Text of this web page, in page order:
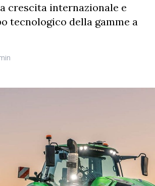
crescita internazionale e
tecnologico della gamme a